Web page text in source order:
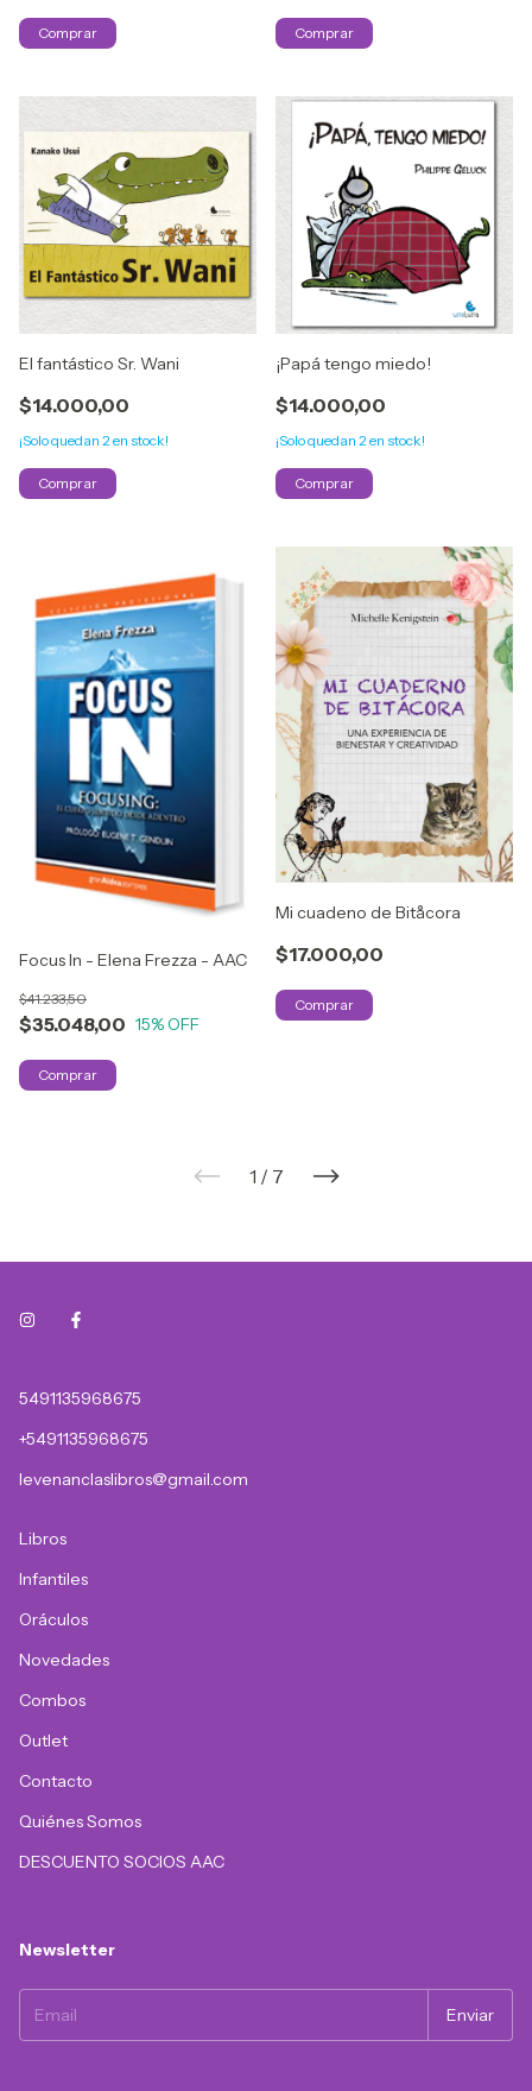
El fantástico Sr. Wani
$14.000,00
¡Solo quedan 2 en stock!
¡Papá tengo miedo!
$14.000,00
¡Solo quedan 2 en stock!
Focus In - Elena Frezza - AAC
$35.048,00
$41.233,50
15% OFF
Mi cuadeno de Bitåcora
$17.000,00
1 / 7
5491135968675
+5491135968675
levenanclaslibros@gmail.com
Libros
Infantiles
Oráculos
Novedades
Combos
Outlet
Contacto
Quiénes Somos
DESCUENTO SOCIOS AAC
Newsletter